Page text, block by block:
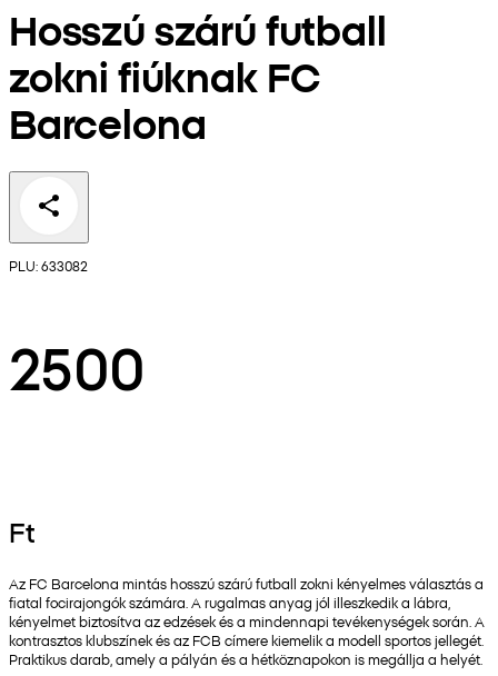
Hosszú szárú futball
zokni fiúknak FC
Barcelona
PLU: 633082
2500
Ft
Az FC Barcelona mintás hosszú szárú futball zokni kényelmes választás a
fiatal focirajongók számára. A rugalmas anyag jól illeszkedik a lábra,
kényelmet biztosítva az edzések és a mindennapi tevékenységek során. A
kontrasztos klubszínek és az FCB címere kiemelik a modell sportos jellegét.
Praktikus darab, amely a pályán és a hétköznapokon is megállja a helyét.